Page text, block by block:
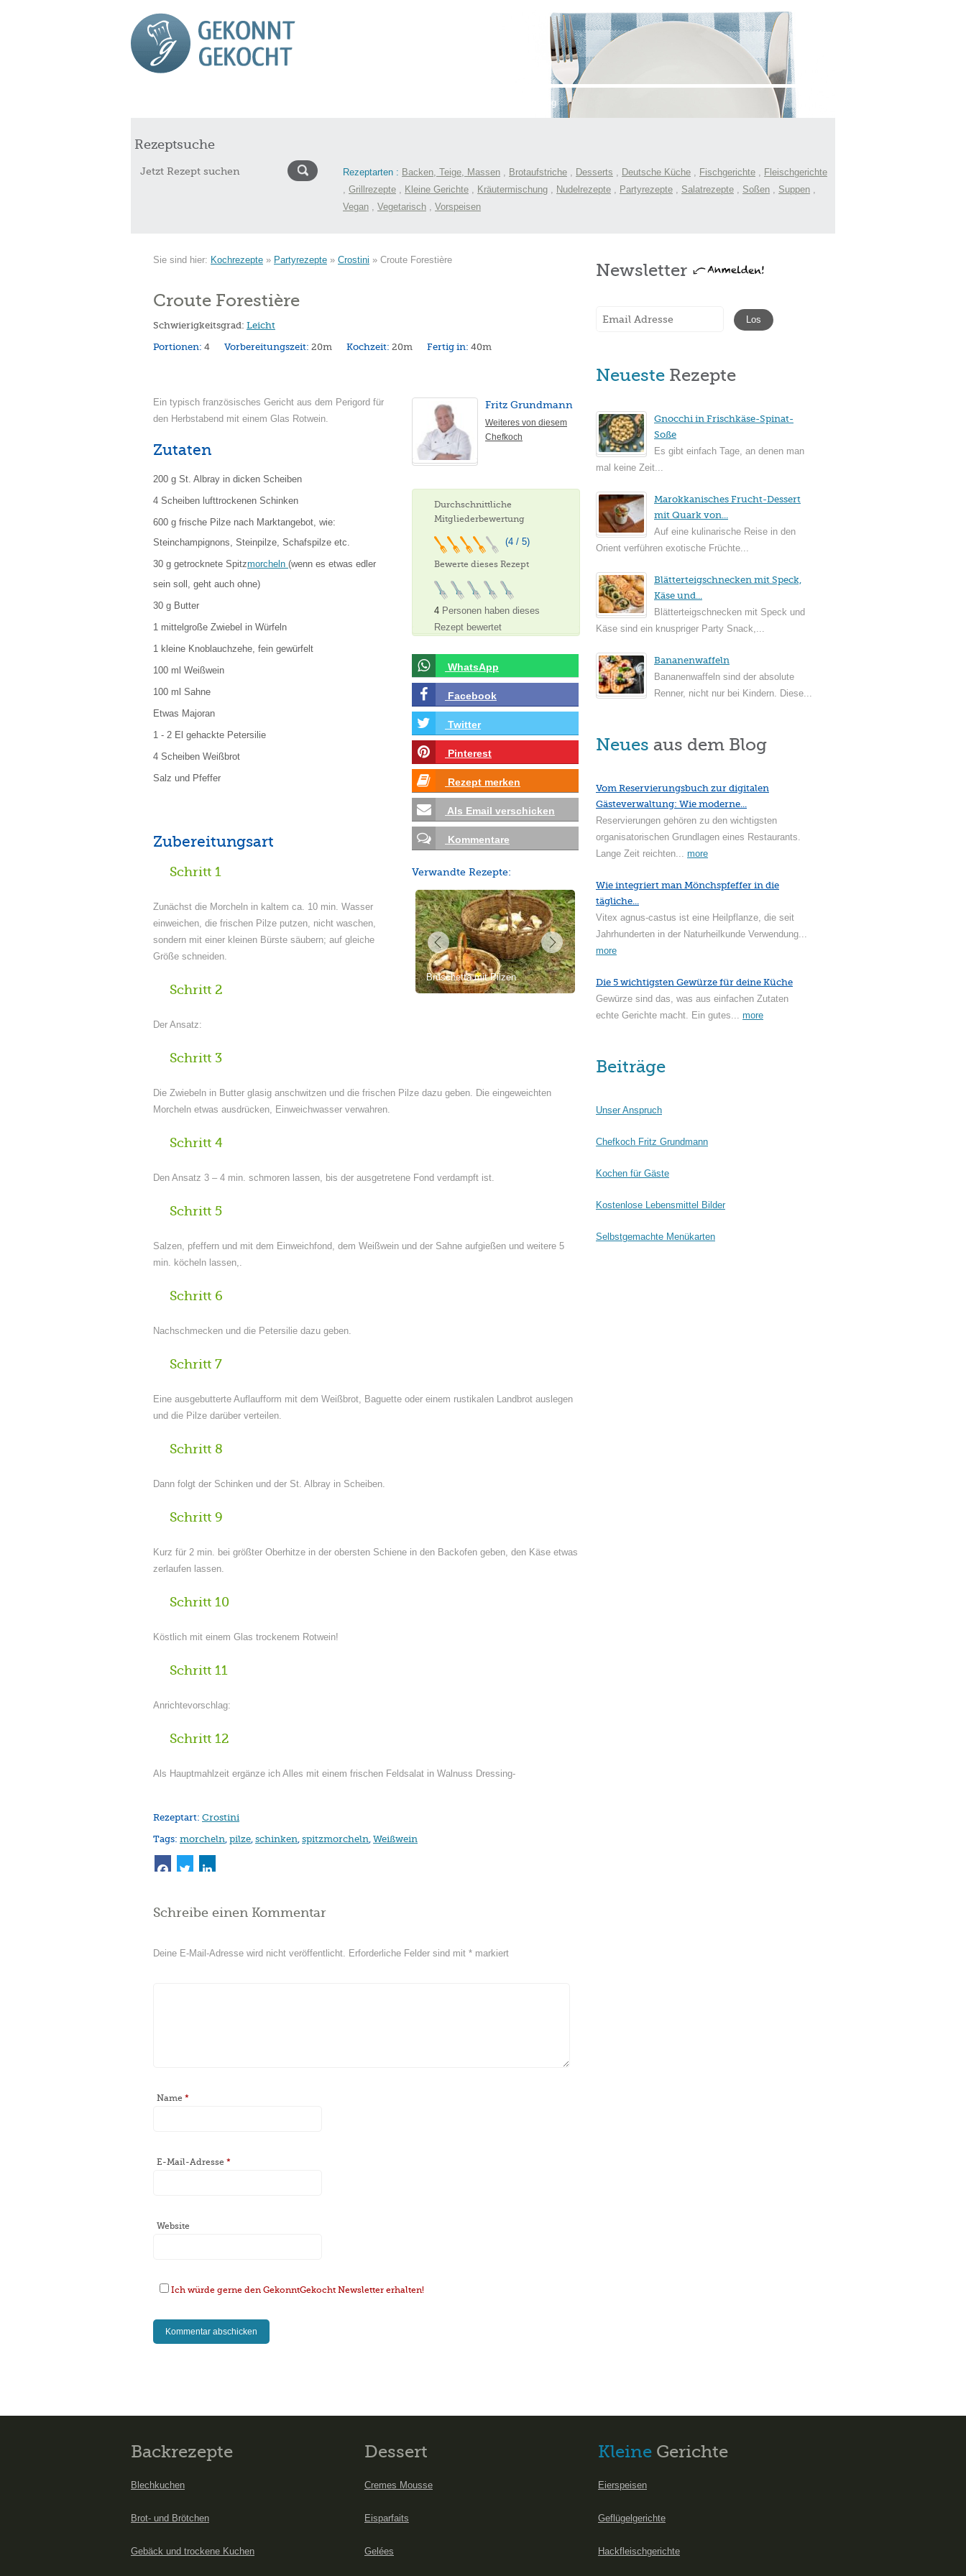
Blog
Rezeptsuche
Rezeptarten : Backen, Teige, Massen , Brotaufstriche , Desserts , Deutsche Küche , Fischgerichte , Fleischgerichte
, Grillrezepte , Kleine Gerichte , Kräutermischung , Nudelrezepte , Partyrezepte , Salatrezepte , Soßen , Suppen ,
Vegan , Vegetarisch , Vorspeisen
Sie sind hier: Kochrezepte » Partyrezepte » Crostini » Croute Forestière
Croute Forestière
Schwierigkeitsgrad: Leicht
Portionen: 4 Vorbereitungszeit: 20m Kochzeit: 20m Fertig in: 40m
Fritz Grundmann
Weiteres von diesem
Chefkoch
Durchschnittliche
Mitgliederbewertung
(4 / 5)
Bewerte dieses Rezept
4 Personen haben dieses
Rezept bewertet
WhatsApp
Facebook
Twitter
Pinterest
Rezept merken
Als Email verschicken
Kommentare
Verwandte Rezepte:
Bruschetta mit Pilzen
Ein typisch französisches Gericht aus dem Perigord für
den Herbstabend mit einem Glas Rotwein.
Zutaten
200 g St. Albray in dicken Scheiben
4 Scheiben lufttrockenen Schinken
600 g frische Pilze nach Marktangebot, wie:
Steinchampignons, Steinpilze, Schafspilze etc.
30 g getrocknete Spitzmorcheln (wenn es etwas edler
sein soll, geht auch ohne)
30 g Butter
1 mittelgroße Zwiebel in Würfeln
1 kleine Knoblauchzehe, fein gewürfelt
100 ml Weißwein
100 ml Sahne
Etwas Majoran
1 - 2 El gehackte Petersilie
4 Scheiben Weißbrot
Salz und Pfeffer
Zubereitungsart
Schritt 1
Zunächst die Morcheln in kaltem ca. 10 min. Wasser
einweichen, die frischen Pilze putzen, nicht waschen,
sondern mit einer kleinen Bürste säubern; auf gleiche
Größe schneiden.
Schritt 2
Der Ansatz:
Schritt 3
Die Zwiebeln in Butter glasig anschwitzen und die frischen Pilze dazu geben. Die eingeweichten
Morcheln etwas ausdrücken, Einweichwasser verwahren.
Schritt 4
Den Ansatz 3 – 4 min. schmoren lassen, bis der ausgetretene Fond verdampft ist.
Schritt 5
Salzen, pfeffern und mit dem Einweichfond, dem Weißwein und der Sahne aufgießen und weitere 5
min. köcheln lassen,.
Schritt 6
Nachschmecken und die Petersilie dazu geben.
Schritt 7
Eine ausgebutterte Auflaufform mit dem Weißbrot, Baguette oder einem rustikalen Landbrot auslegen
und die Pilze darüber verteilen.
Schritt 8
Dann folgt der Schinken und der St. Albray in Scheiben.
Schritt 9
Kurz für 2 min. bei größter Oberhitze in der obersten Schiene in den Backofen geben, den Käse etwas
zerlaufen lassen.
Schritt 10
Köstlich mit einem Glas trockenem Rotwein!
Schritt 11
Anrichtevorschlag:
Schritt 12
Als Hauptmahlzeit ergänze ich Alles mit einem frischen Feldsalat in Walnuss Dressing-
Rezeptart: Crostini
Tags: morcheln, pilze, schinken, spitzmorcheln, Weißwein
Schreibe einen Kommentar
Deine E-Mail-Adresse wird nicht veröffentlicht. Erforderliche Felder sind mit * markiert
Name *
E-Mail-Adresse *
Website
Ich würde gerne den GekonntGekocht Newsletter erhalten!
Newsletter
Neueste Rezepte
Gnocchi in Frischkäse-Spinat-
Soße
Es gibt einfach Tage, an denen man
mal keine Zeit...
Marokkanisches Frucht-Dessert
mit Quark von...
Auf eine kulinarische Reise in den
Orient verführen exotische Früchte...
Blätterteigschnecken mit Speck,
Käse und...
Blätterteigschnecken mit Speck und
Käse sind ein knuspriger Party Snack,...
Bananenwaffeln
Bananenwaffeln sind der absolute
Renner, nicht nur bei Kindern. Diese...
Neues aus dem Blog
Vom Reservierungsbuch zur digitalen
Gästeverwaltung: Wie moderne...
Reservierungen gehören zu den wichtigsten
organisatorischen Grundlagen eines Restaurants.
Lange Zeit reichten... more
Wie integriert man Mönchspfeffer in die
tägliche...
Vitex agnus-castus ist eine Heilpflanze, die seit
Jahrhunderten in der Naturheilkunde Verwendung...
more
Die 5 wichtigsten Gewürze für deine Küche
Gewürze sind das, was aus einfachen Zutaten
echte Gerichte macht. Ein gutes... more
Beiträge
Unser Anspruch
Chefkoch Fritz Grundmann
Kochen für Gäste
Kostenlose Lebensmittel Bilder
Selbstgemachte Menükarten
Backrezepte
Blechkuchen
Brot- und Brötchen
Gebäck und trockene Kuchen
Dessert
Cremes Mousse
Eisparfaits
Gelées
Kleine Gerichte
Eierspeisen
Geflügelgerichte
Hackfleischgerichte